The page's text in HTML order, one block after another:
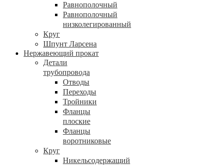
Равнополочный
Равнополочный
низколегированный
Круг
Шпунт Ларсена
Нержавеющий прокат
Детали
трубопровода
Отводы
Переходы
Тройники
Фланцы
плоские
Фланцы
воротниковые
Круг
Никельсодержащий